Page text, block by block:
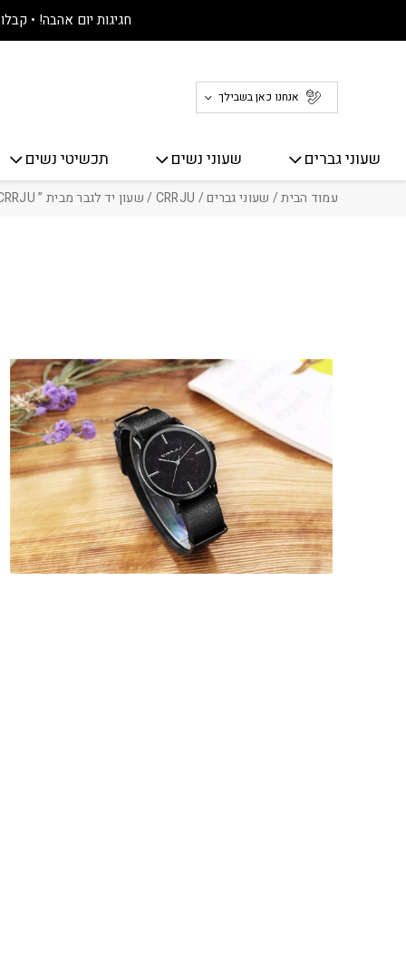
חגיגות יום אהבה! • קבלו 30% הנחה על כל האתר! 🤍
אנחנו כאן בשבילך
שעוני גברים שעוני נשים תכשיטי נשים
עמוד הבית/ שעוני גברים/
CRRJU/ שעון יד לגבר מבית ” A-132 ” CRRJU